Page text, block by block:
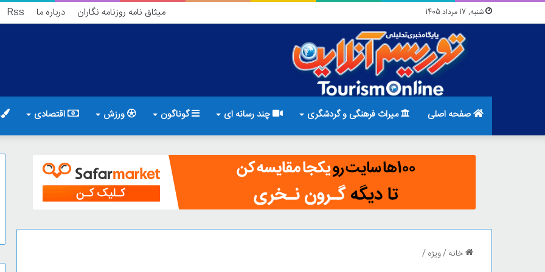
شنبه, 17 مرداد 1405 میثاق نامه روزنامه نگاران درباره ما Rss
صفحه اصلی میراث فرهنگی و گردشگری چند رسانه ای گوناگون ورزش اقتصادی
خانه/ویژه/